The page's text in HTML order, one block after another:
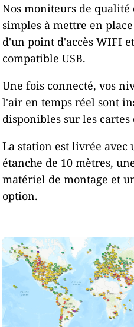
Nos moniteurs de
simples à mettre en
d'un point d'accès WIFI
compatible USB.
Une fois connecté, vos
l'air en temps réel sont
disponibles sur les cartes
La station est livrée
étanche de 10 mètres,
matériel de montage et
option.